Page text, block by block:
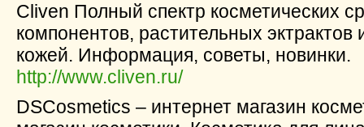
Cliven Полный спектр косметических
компонентов, растительных
кожей. Информация, советы, новинки.
http://www.cliven.ru/
DSCosmetics – интернет магазин